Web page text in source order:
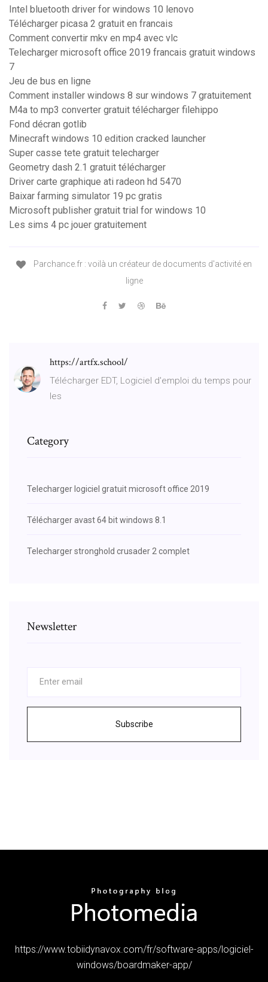
Intel bluetooth driver for windows 10 lenovo
Télécharger picasa 2 gratuit en francais
Comment convertir mkv en mp4 avec vlc
Telecharger microsoft office 2019 francais gratuit windows
7
Jeu de bus en ligne
Comment installer windows 8 sur windows 7 gratuitement
M4a to mp3 converter gratuit télécharger filehippo
Fond décran gotlib
Minecraft windows 10 edition cracked launcher
Super casse tete gratuit telecharger
Geometry dash 2.1 gratuit télécharger
Driver carte graphique ati radeon hd 5470
Baixar farming simulator 19 pc gratis
Microsoft publisher gratuit trial for windows 10
Les sims 4 pc jouer gratuitement
Parchance.fr : voilà un créateur de documents d'activité en
ligne
https://artfx.school/
Télécharger EDT, Logiciel d'emploi du temps pour
les
Category
Telecharger logiciel gratuit microsoft office 2019
Télécharger avast 64 bit windows 8.1
Telecharger stronghold crusader 2 complet
Newsletter
Subscribe
https://www.tobiidynavox.com/fr/software-apps/logiciel-
windows/boardmaker-app/